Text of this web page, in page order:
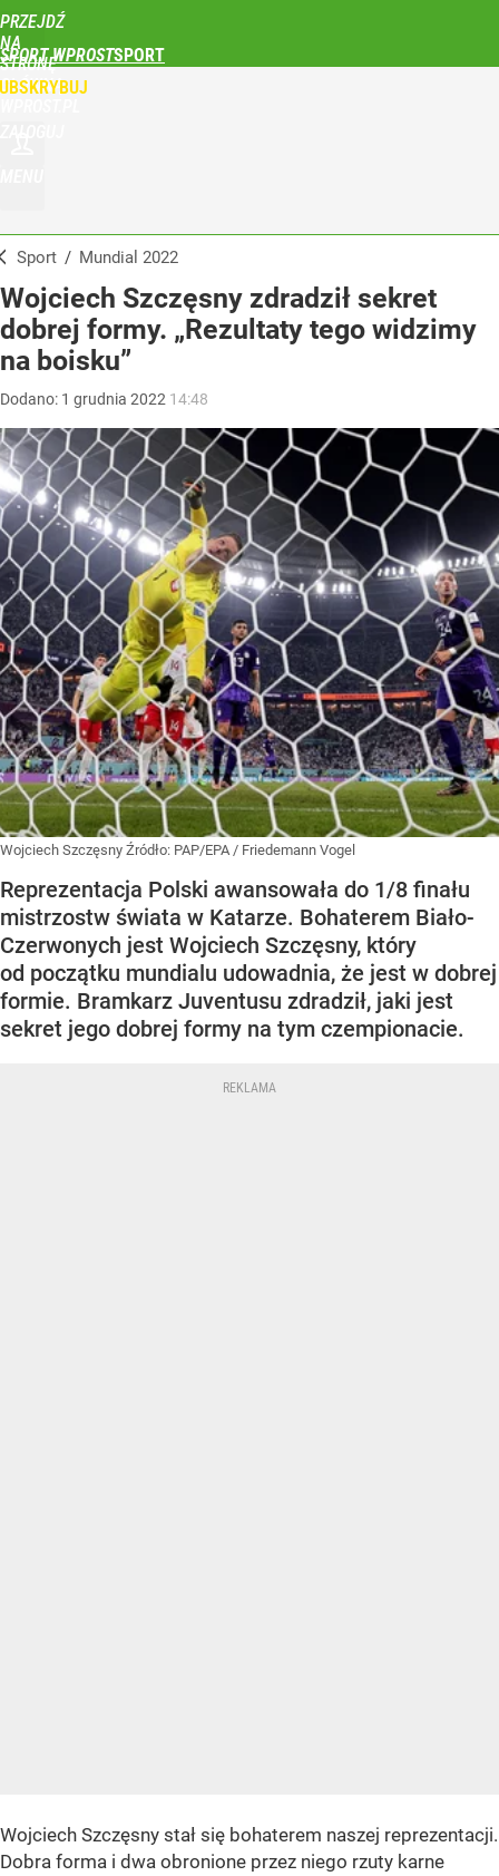
PRZEJDŹ
NA
STRONĘ
GŁÓWNĄ
SPORT WPROST
Sport / Mundial 2022
Wojciech Szczęsny zdradził sekret
dobrej formy. „Rezultaty tego widzimy
na boisku”
Dodano: 1 grudnia 2022 14:48
Wojciech Szczęsny Źródło: PAP/EPA / Friedemann Vogel
Reprezentacja Polski awansowała do 1/8 finału
mistrzostw świata w Katarze. Bohaterem Biało-
Czerwonych jest Wojciech Szczęsny, który
od początku mundialu udowadnia, że jest w dobrej
formie. Bramkarz Juventusu zdradził, jaki jest
sekret jego dobrej formy na tym czempionacie.
Wojciech Szczęsny stał się bohaterem naszej reprezentacji.
Dobra forma i dwa obronione przez niego rzuty karne